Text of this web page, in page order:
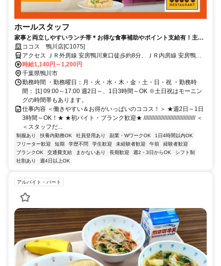
ホールスタッフ
家事と両立しやすいランチ帯＊お得な食事補助やポイント支給有！主婦
(夫)活躍中！短期OK！
ココス 鴨川店[C1075]
アクセス ＪＲ外房線 安房鴨川東口徒歩約8分、ＪＲ内房線 安房鴨川
東口徒歩約8分、ＪＲ内房線 太海徒歩約48分 「安房鴨川駅」徒歩10
分/国道128号線沿い
時給1,140円～1,200円
千葉県鴨川市
勤務時間 ・勤務曜日：月・火・水・木・金・土・日・祝 ・勤務時
間： [1] 09:00～17:00 週2日～、1日3時間～OK ※土日祝はモーニン
グの時間帯もあります。
仕事内容 ＜働きやすい＆お得がいっぱいのココス！＞ ★週2日～1日
3時間～OK！★ ★初バイト・ブランク歓迎★ /////////////////////////////////// ＜
＜スタッフだ...
制服あり 扶養内勤務OK 社員登用あり 副業・WワークOK
1日4時間以内OK
フリーター歓迎
短期 学歴不問 学生歓迎 未経験者歓迎 午前
経験者歓迎
ブランクOK
交通費支給 まかないあり 長期歓迎 週2・3日からOK
シフト制
社割あり
週4日以上OK
アルバイト・パート